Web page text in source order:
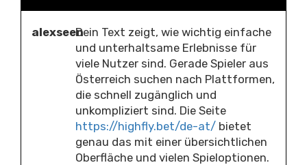
alexseenDein Text zeigt, wie wichtig einfache
und unterhaltsame Erlebnisse für
viele Nutzer sind. Gerade Spieler aus
Österreich suchen nach Plattformen,
die schnell zugänglich und
unkompliziert sind. Die Seite
https://highfly.bet/de-at/ bietet
genau das mit einer übersichtlichen
Oberfläche und vielen Spieloptionen.